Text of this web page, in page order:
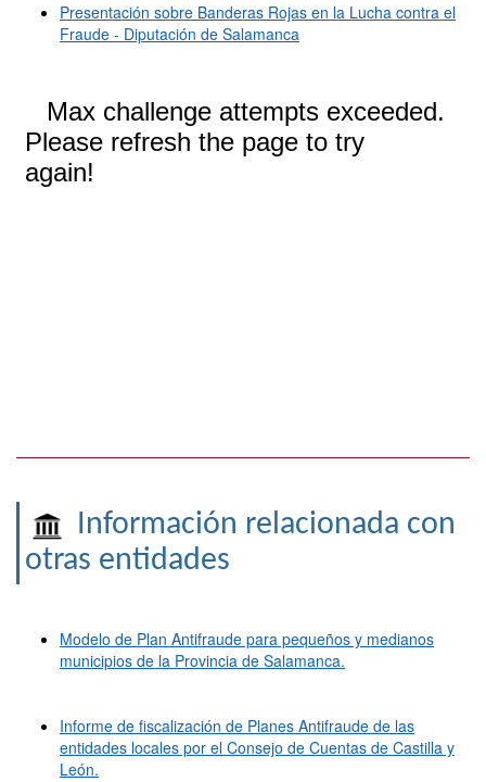
Presentación sobre Banderas Rojas en la Lucha contra el
Fraude - Diputación de Salamanca
Información relacionada con
otras entidades
Modelo de Plan Antifraude para pequeños y medianos
municipios de la Provincia de Salamanca.
Informe de fiscalización de Planes Antifraude de las
entidades locales por el Consejo de Cuentas de Castilla y
León.